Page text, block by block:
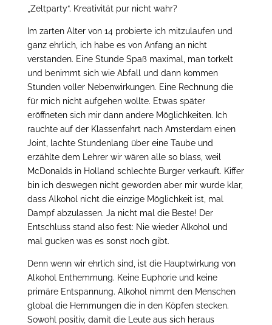
„Zeltparty“. Kreativität pur nicht wahr?
Im zarten Alter von 14 probierte ich mitzulaufen und
ganz ehrlich, ich habe es von Anfang an nicht
verstanden. Eine Stunde Spaß maximal, man torkelt
und benimmt sich wie Abfall und dann kommen
Stunden voller Nebenwirkungen. Eine Rechnung die
für mich nicht aufgehen wollte. Etwas später
eröffneten sich mir dann andere Möglichkeiten. Ich
rauchte auf der Klassenfahrt nach Amsterdam einen
Joint, lachte Stundenlang über eine Taube und
erzählte dem Lehrer wir wären alle so blass, weil
McDonalds in Holland schlechte Burger verkauft. Kiffer
bin ich deswegen nicht geworden aber mir wurde klar,
dass Alkohol nicht die einzige Möglichkeit ist, mal
Dampf abzulassen. Ja nicht mal die Beste! Der
Entschluss stand also fest: Nie wieder Alkohol und
mal gucken was es sonst noch gibt.
Denn wenn wir ehrlich sind, ist die Hauptwirkung von
Alkohol Enthemmung. Keine Euphorie und keine
primäre Entspannung. Alkohol nimmt den Menschen
global die Hemmungen die in den Köpfen stecken.
Sowohl positiv, damit die Leute aus sich heraus